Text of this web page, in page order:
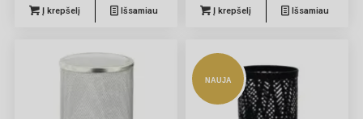
Į krepšelį Išsamiau Į krepšelį Išsamiau
NAUJA